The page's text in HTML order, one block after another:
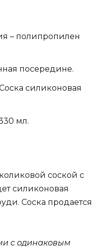
– полипропилен
посередине.
силиконовая
мл.
соской с
силиконовая
Соска продается
с одинаковым